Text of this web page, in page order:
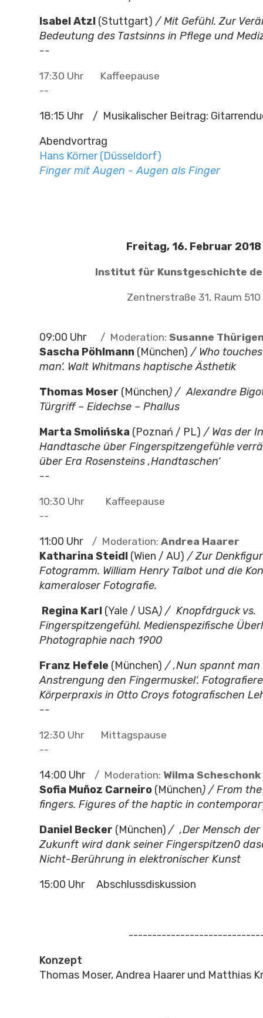
Isabel Atzl(Stuttgart) / Mit Gefühl. Zur
Bedeutung des Tastsinns in Pflege und
--
17:30 Uhr Kaffeepause
--
18:15 Uhr / Musikalischer Beitrag:
Abendvortrag
Hans Körner(Düsseldorf)
Finger mit Augen - Augen als Finger
Freitag, 16. Februar 2018
Institut für Kunstgeschichte
Zentnerstraße 31, Raum 510
09:00 Uhr / Moderation: Susanne
Sascha Pöhlmann(München) / Who
man‘. Walt Whitmans haptische Ästhetik
Thomas Moser (München) / Alexandre
Türgriff – Eidechse – Phallus
Marta Smolińska(Poznań / PL) / Was der
Handtasche über Fingerspitzengefühle
über Era Rosensteins ‚Handtaschen‘
--
10:30 Uhr Kaffeepause
--
11:00 Uhr / Moderation: Andrea Haarer
Katharina Steidl(Wien / AU) / Zur Denkfigur
Fotogramm. William Henry Talbot und die
kameraloser Fotografie.
Regina Karl(Yale / USA) / Knopfdrguck vs.
Fingerspitzengefühl. Medienspezifische
Photographie nach 1900
Franz Hefele(München) / ‚Nun spannt man
Anstrengung den Fingermuskel‘.
Körperpraxis in Otto Croys fotografischen
--
12:30 Uhr Mittagspause
--
14:00 Uhr / Moderation: Wilma Scheschonk
Sofia Muñoz Carneiro(München) / From
fingers. Figures of the haptic in
Daniel Becker (München) / ‚Der Mensch
Zukunft wird dank seiner Fingerspitzen0
Nicht-Berührung in elektronischer Kunst
15:00 Uhr Abschlussdiskussion
Konzept
Thomas Moser, Andrea Haarer und Matthias